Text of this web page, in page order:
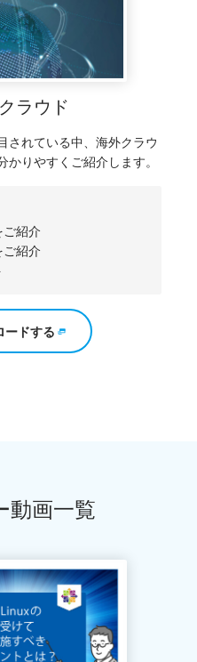
ラウド
されている中、海外クラウ
かりやすくご紹介します。
紹介
紹介
ードする
動画一覧